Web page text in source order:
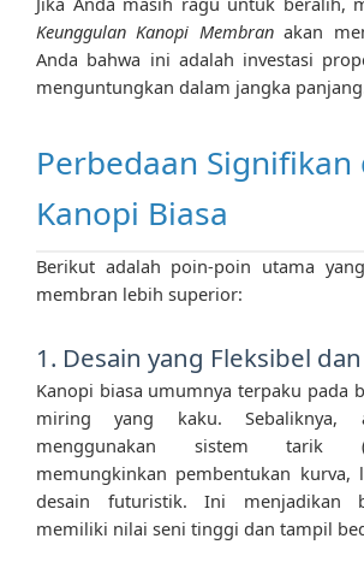
Keunggulan Kanopi Membranakan
Anda bahwa ini adalah investasi
menguntungkan dalam jangka
Perbedaan Signifikan
Kanopi Biasa
Berikut adalah poin-poin utama
membran lebih superior:
1. Desain yang Fleksibel
Kanopi biasa umumnya terpaku pada
miring yang kaku. Sebaliknya,
menggunakan sistem tarik
memungkinkan pembentukan kurva,
desain futuristik. Ini menjadikan
memiliki nilai seni tinggi dan tampil